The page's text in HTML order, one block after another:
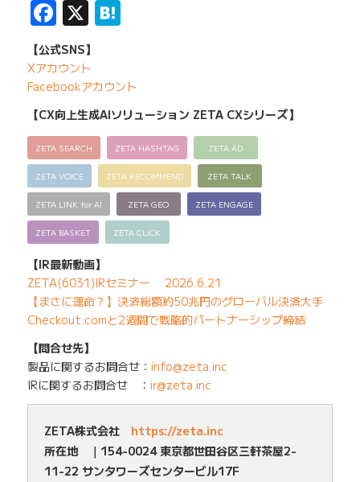
Facebook
X Hatena
【公式SNS】
Xアカウント
Facebookアカウント
【CX向上生成AIソリューション ZETA CXシリーズ】
ZETA SEARCH ZETA HASHTAG ZETA AD
ZETA VOICE ZETA RECOMMEND ZETA TALK
ZETA LINK for AI ZETA GEO ZETA ENGAGE
ZETA BASKET ZETA CLICK
【IR最新動画】
ZETA(6031)IRセミナー 2026.6.21
【まさに運命？】決済総額約50兆円のグローバル決済大手
Checkout.comと2週間で戦略的パートナーシップ締結
【問合せ先】
製品に関するお問合せ： info@zeta.inc
IRに関するお問合せ ： ir@zeta.inc
ZETA株式会社 https://zeta.inc
所在地 ｜154-0024 東京都世田谷区三軒茶屋2-
11-22 サンタワーズセンタービル17F